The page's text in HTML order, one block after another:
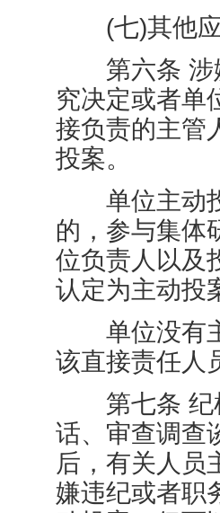
(七)其他
第六条 涉
究决定或者单
接负责的主管
投案。
单位主动投
的，参与集体
位负责人以及
认定为主动投
单位没有主
该直接责任人
第七条 纪
话、审查调查
后，有关人员
嫌违纪或者职